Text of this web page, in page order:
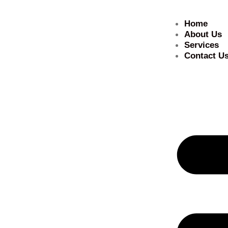
Home
About Us
Services
Contact